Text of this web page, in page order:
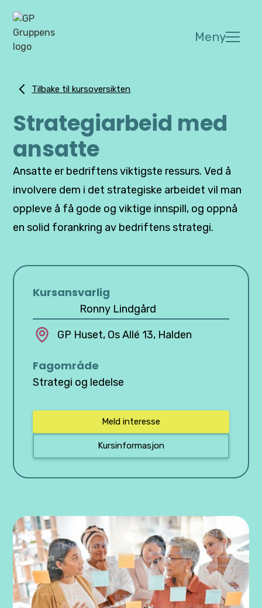
Meny
Tilbake til kursoversikten
Strategiarbeid med
ansatte
Ansatte er bedriftens viktigste ressurs. Ved å
involvere dem i det strategiske arbeidet vil man
oppleve å få gode og viktige innspill, og oppnå
en solid forankring av bedriftens strategi.
Kursansvarlig
Ronny Lindgård
GP Huset, Os Allé 13, Halden
Fagområde
Strategi og ledelse
Meld interesse
Kursinformasjon